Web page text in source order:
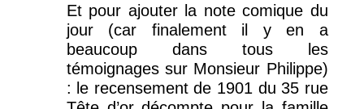
Et pour ajouter la note comique du
jour (car finalement il y en a
beaucoup dans tous les
témoignages sur Monsieur Philippe)
: le recensement de 1901 du 35 rue